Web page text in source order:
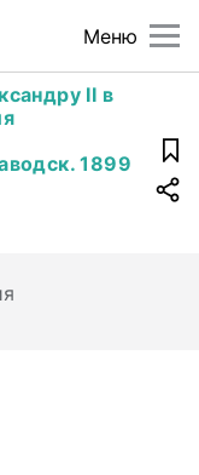
Меню
II в
1899